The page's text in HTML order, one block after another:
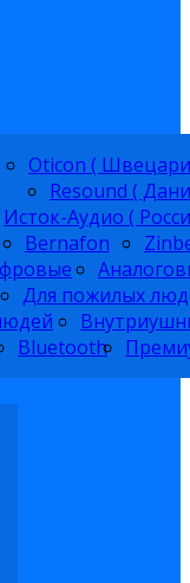
Oticon (
Resound (
Исток-Аудио (
Bernafon
Для пожилых
Bluetooth